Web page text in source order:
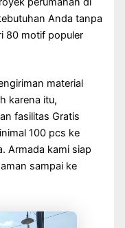
Anda tanpa
80 motif populer
material
karena itu,
fasilitas Gratis
100 pcs ke
Armada kami siap
sampai ke